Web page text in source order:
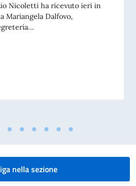
Nicoletti ha ricevuto ieri in
Mariangela Dalfovo,
Nicoletti con la dott.ssa
nella sezione